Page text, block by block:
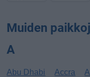
Muiden
A
Abu Dhabi Accra